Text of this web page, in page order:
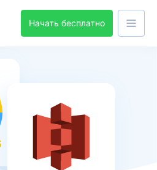
Начать бесплатно